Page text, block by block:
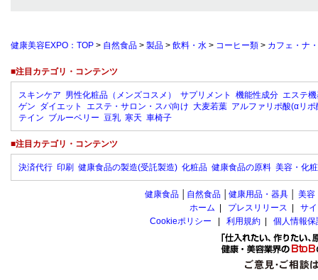
健康美容EXPO：TOP > 自然食品 > 製品 > 飲料・水 > コーヒー類 > カフェ・ナ
■注目カテゴリ・コンテンツ
スキンケア 男性化粧品（メンズコスメ） サプリメント 機能性成分 エステ
ゲン ダイエット エステ・サロン・スパ向け 大麦若葉 アルファリポ酸(αリポ
テイン ブルーベリー 豆乳 寒天 車椅子
■注目カテゴリ・コンテンツ
決済代行 印刷 健康食品の製造(受託製造) 化粧品 健康食品の原料 美容・化
健康食品 自然食品 健康用品・器具 美容
ホーム
プレスリリース
サ
Cookieポリシー
利用規約 個人情報